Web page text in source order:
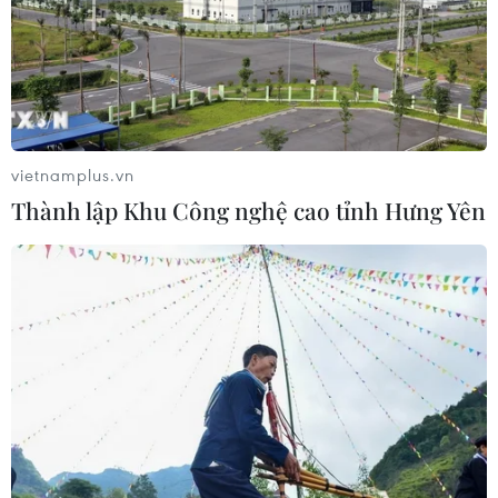
06/08/2026 08:36
Làn sóng tấn công mạng nhằm vào
các quỹ đầu cơ lớn của Mỹ
Anh công bố kết quả điều tra ban
đầu vụ đâm dao ở trung tâm London
06/08/2026 06:00
Hàn Quốc tăng cường giải pháp
ngăn chặn đánh bạc trực tuyến trong
quân đội
vietnamplus.vn
Thành lập Khu Công nghệ cao tỉnh Hưng Yên